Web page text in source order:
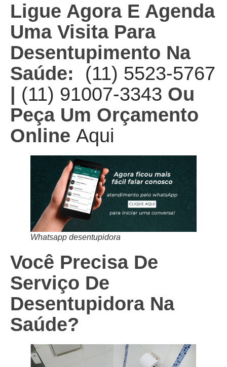
Ligue Agora E Agenda
Uma Visita Para
Desentupimento Na
Saúde: (11) 5523-5767
(11) 91007-3343 Ou
Peça Um Orçamento
Online Aqui
Whatsapp desentupidora
Você Precisa De
Serviço De
Desentupidora Na
Saúde?